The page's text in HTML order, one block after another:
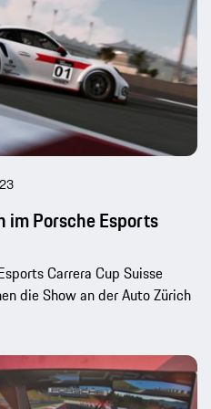
Porsche Esports
Carrera Cup Suisse
die Show an der Auto Zürich